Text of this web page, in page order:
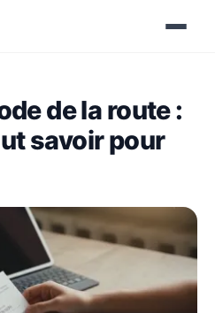
de la route :
savoir pour